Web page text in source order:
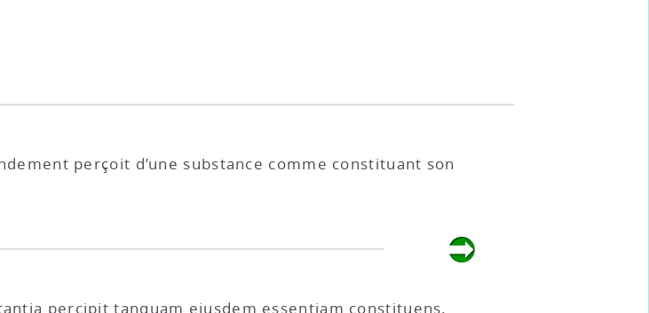
perçoit d’une substance comme constituant son
percipit tanquam ejusdem essentiam constituens.